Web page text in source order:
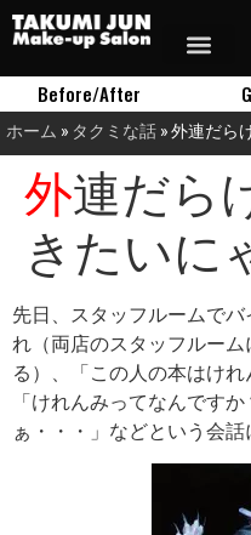
Before/After
ホーム » タクミな話 »外連だら
外連だらけで生きてい
きたいに
先日、スタッフルームで
れ（両店のスタッフルー
る）、「この人の本はけれ
「けれんみってなんです
ぁ・・・」などという会話